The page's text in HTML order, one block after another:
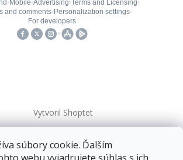
súbory cookie. Ďalším
Vytvoril Shoptet
kovanieplus. Všetky práva vyhradené.